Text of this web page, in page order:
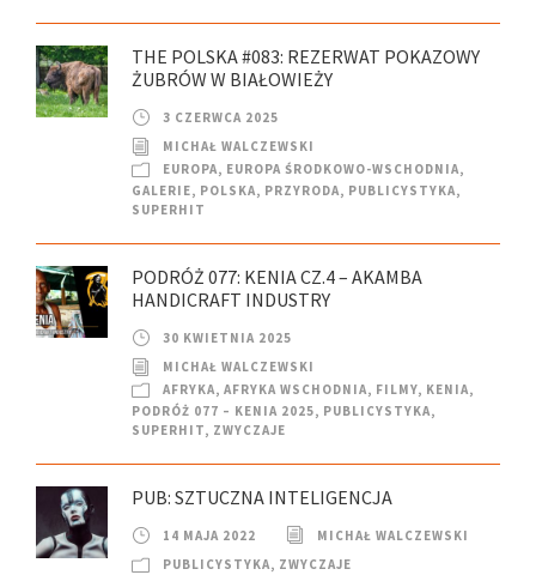
THE POLSKA #083: REZERWAT POKAZOWY
ŻUBRÓW W BIAŁOWIEŻY
3 CZERWCA 2025
MICHAŁ WALCZEWSKI
EUROPA, EUROPA ŚRODKOWO-WSCHODNIA,
GALERIE, POLSKA, PRZYRODA, PUBLICYSTYKA,
SUPERHIT
PODRÓŻ 077: KENIA CZ.4 – AKAMBA
HANDICRAFT INDUSTRY
30 KWIETNIA 2025
MICHAŁ WALCZEWSKI
AFRYKA, AFRYKA WSCHODNIA, FILMY, KENIA,
PODRÓŻ 077 – KENIA 2025, PUBLICYSTYKA,
SUPERHIT, ZWYCZAJE
PUB: SZTUCZNA INTELIGENCJA
14 MAJA 2022
MICHAŁ WALCZEWSKI
PUBLICYSTYKA, ZWYCZAJE